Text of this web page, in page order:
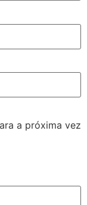
a próxima vez